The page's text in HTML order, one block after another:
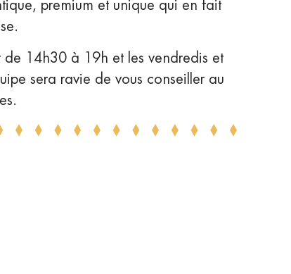
premium et unique qui en fait
14h30 à 19h et les vendredis et
sera ravie de vous conseiller au